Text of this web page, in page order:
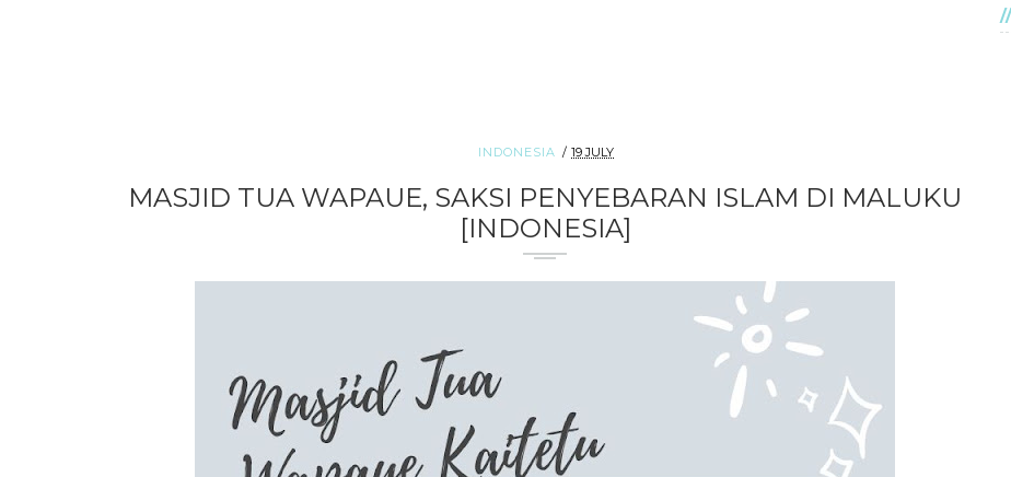
INDONESIA 19 JULY
MASJID TUA WAPAUE, SAKSI PENYEBARAN ISLAM DI MALUKU
[INDONESIA]